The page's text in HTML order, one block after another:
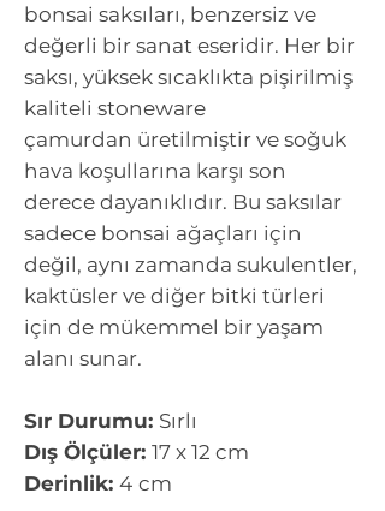
bonsai saksıları, benzersiz ve
değerli bir sanat eseridir. Her bir
saksı, yüksek sıcaklıkta pişirilmiş
kaliteli stoneware
çamurdan üretilmiştir ve soğuk
hava koşullarına karşı son
derece dayanıklıdır. Bu saksılar
sadece bonsai ağaçları için
değil, aynı zamanda sukulentler,
kaktüsler ve diğer bitki türleri
için de mükemmel bir yaşam
alanı sunar.
Sır Durumu: Sırlı
Dış Ölçüler: 17 x 12 cm
Derinlik: 4 cm